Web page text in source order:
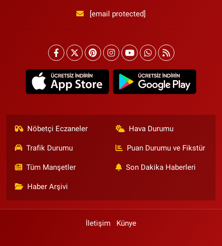
[email protected]
Nöbetçi Eczaneler Hava Durumu
Trafik Durumu Puan Durumu ve Fikstür
Tüm Manşetler Son Dakika Haberleri
Haber Arşivi
İletişim Künye